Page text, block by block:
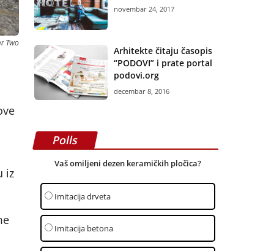
Two
iz
novembar 24, 2017
Arhitekte čitaju časopis
“PODOVI” i prate portal
podovi.org
decembar 8, 2016
Polls
Vaš omiljeni dezen keramičkih pločica?
Imitacija drveta
Imitacija betona